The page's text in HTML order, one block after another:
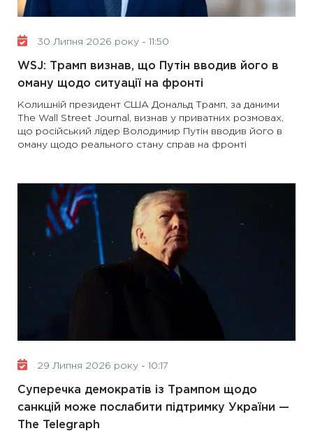
30 Липня 2026 року - 11:50
WSJ: Трамп визнав, що Путін вводив його в
оману щодо ситуації на фронті
Колишній президент США Дональд Трамп, за даними
The Wall Street Journal, визнав у приватних розмовах,
що російський лідер Володимир Путін вводив його в
оману щодо реального стану справ на фронті
29 Липня 2026 року - 10:17
Суперечка демократів із Трампом щодо
санкцій може послабити підтримку України —
The Telegraph